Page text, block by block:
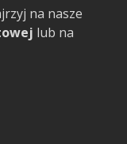
na nasze
lub na